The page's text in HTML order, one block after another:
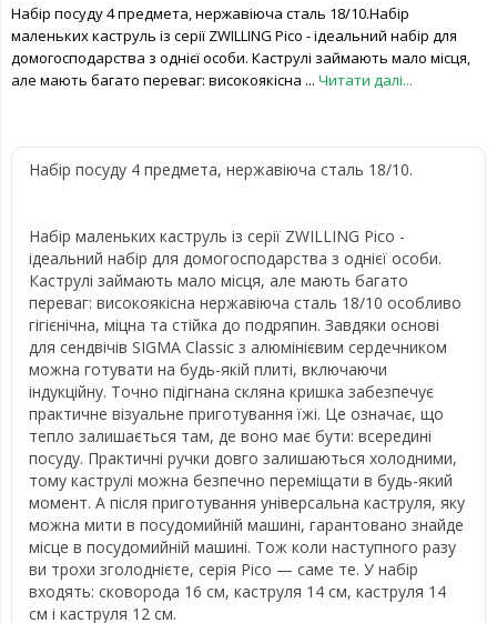
Набір посуду 4 предмета, нержавіюча сталь 18/10.Набір
маленьких каструль із серії ZWILLING Pico - ідеальний набір для
домогосподарства з однієї особи. Каструлі займають мало місця,
але мають багато переваг: високоякісна ... Читати далі...
Набір посуду 4 предмета, нержавіюча сталь 18/10.
Набір маленьких каструль із серії ZWILLING Pico -
ідеальний набір для домогосподарства з однієї особи.
Каструлі займають мало місця, але мають багато
переваг: високоякісна нержавіюча сталь 18/10 особливо
гігієнічна, міцна та стійка до подряпин. Завдяки основі
для сендвічів SIGMA Classic з алюмінієвим сердечником
можна готувати на будь-якій плиті, включаючи
індукційну. Точно підігнана скляна кришка забезпечує
практичне візуальне приготування їжі. Це означає, що
тепло залишається там, де воно має бути: всередині
посуду. Практичні ручки довго залишаються холодними,
тому каструлі можна безпечно переміщати в будь-який
момент. А після приготування універсальна каструля, яку
можна мити в посудомийній машині, гарантовано знайде
місце в посудомийній машині. Тож коли наступного разу
ви трохи зголоднієте, серія Pico — саме те. У набір
входять: сковорода 16 см, каструля 14 см, каструля 14
см і каструля 12 см.